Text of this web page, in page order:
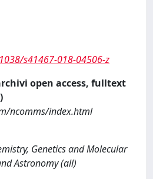
s41467-018-04506-z
open access, fulltext
ncomms/index.html
Genetics and Molecular
Astronomy (all)